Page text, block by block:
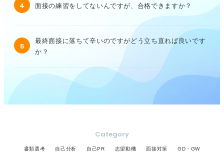
4 面接の練習をしてないんですが、合格できますか？
5
最終面接に落ちて辛いのですがどう立ち直れば良いです
か？
Category
書類選考 自己分析 自己PR 志望動機 面接対策 GD・GW